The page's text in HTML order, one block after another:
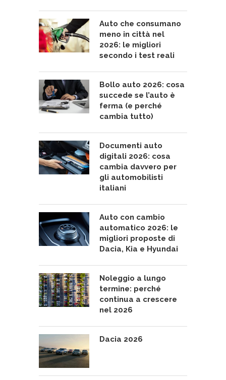
Auto che consumano
meno in città nel
2026: le migliori
secondo i test reali
Bollo auto 2026: cosa
succede se l’auto è
ferma (e perché
cambia tutto)
Documenti auto
digitali 2026: cosa
cambia davvero per
gli automobilisti
italiani
Auto con cambio
automatico 2026: le
migliori proposte di
Dacia, Kia e Hyundai
Noleggio a lungo
termine: perché
continua a crescere
nel 2026
Dacia 2026